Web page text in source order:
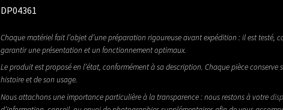
DP04361
Chaque matériel fait l’objet d’une préparation rigoureuse avant expédition : il est testé,
garantir une présentation et un fonctionnement optimaux.
Le produit est proposé en l’état, conformément à sa description. Chaque pièce conserve
histoire et de son usage.
Nous attachons une importance particulière à la transparence : nous restons à votre